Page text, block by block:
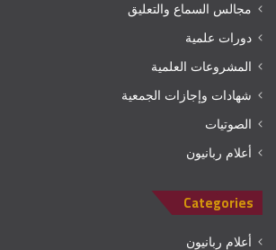
مجالس السماع والتعليق
دورات علمية
المشروعات العلمية
شهادات وإجازات الجمعية
الصوتيات
أعلام ربانيون
Categories
أعلام ربانيون